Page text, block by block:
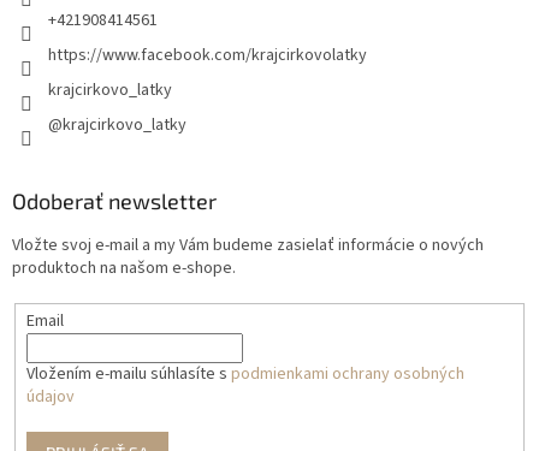
+421908414561
https://www.facebook.com/krajcirkovolatky
krajcirkovo_latky
@krajcirkovo_latky
Odoberať newsletter
Vložte svoj e-mail a my Vám budeme zasielať informácie o nových
produktoch na našom e-shope.
Email
Vložením e-mailu súhlasíte s podmienkami ochrany osobných
údajov